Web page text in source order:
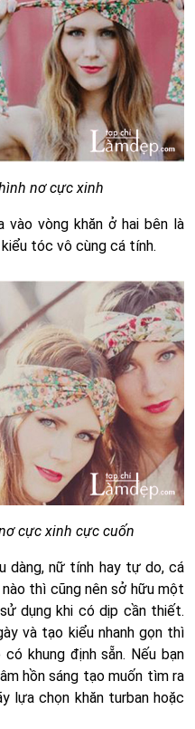
nơ cực xinh
vào vòng khăn ở hai bên là
tóc vô cùng cá tính.
cực xinh cực cuốn
dàng, nữ tính hay tự do, cá
thì cũng nên sở hữu một
dụng khi có dịp cần thiết.
và tạo kiểu nhanh gọn thì
khung định sẵn. Nếu bạn
hồn sáng tạo muốn tìm ra
lựa chọn khăn turban hoặc